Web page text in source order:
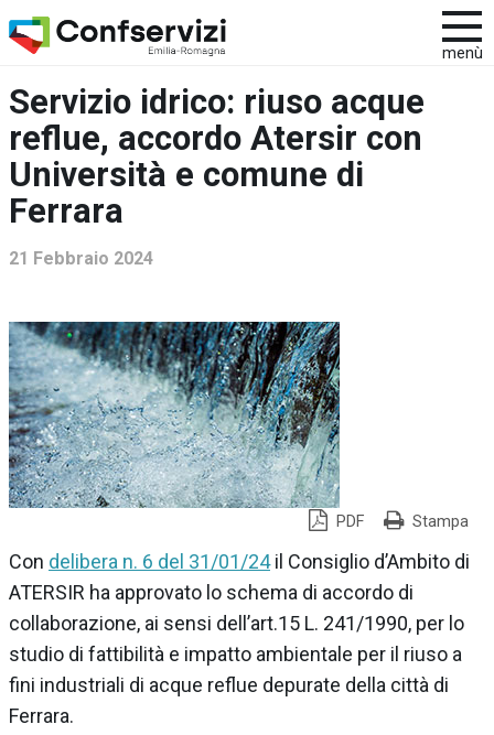
menù
Servizio idrico: riuso acque
reflue, accordo Atersir con
Università e comune di
Ferrara
21 Febbraio 2024
PDF Stampa
Con delibera n. 6 del 31/01/24il Consiglio d’Ambito di
ATERSIR ha approvato lo schema di accordo di
collaborazione, ai sensi dell’art.15 L. 241/1990, per lo
studio di fattibilità e impatto ambientale per il riuso a
fini industriali di acque reflue depurate della città di
Ferrara.